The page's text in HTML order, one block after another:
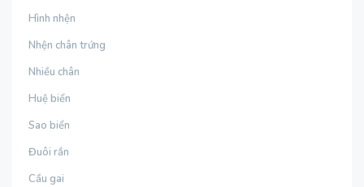
Hình nhện
Nhện chân trứng
Nhiều chân
Huệ biển
Sao biển
Đuôi rắn
Cầu gai